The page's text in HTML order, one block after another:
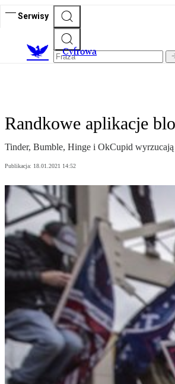
Serwisy
Cyfrowa
Randkowe aplikacje
Tinder, Bumble, Hinge i OkCupid
Publikacja: 18.01.2021 14:52